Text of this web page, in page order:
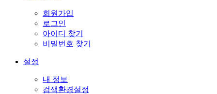
회원가입
로그인
아이디 찾기
비밀번호 찾기
설정
내 정보
검색환경설정